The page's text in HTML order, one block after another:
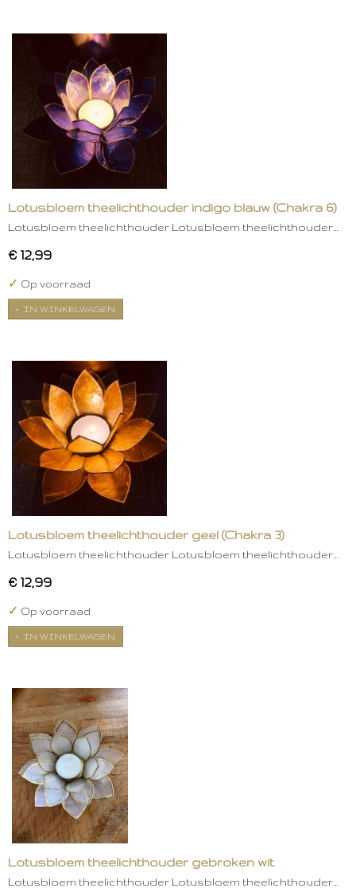
Lotusbloem theelichthouder indigo blauw (Chakra 6)
Lotusbloem theelichthouder Lotusbloem theelichthouder…
€ 12,99
✓ Op voorraad
IN WINKELWAGEN
Lotusbloem theelichthouder geel (Chakra 3)
Lotusbloem theelichthouder Lotusbloem theelichthouder…
€ 12,99
✓ Op voorraad
IN WINKELWAGEN
Lotusbloem theelichthouder gebroken wit
Lotusbloem theelichthouder Lotusbloem theelichthouder…